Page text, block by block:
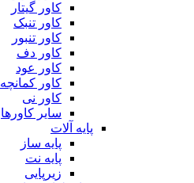
کاور گیتار
کاور تنبک
کاور تنبور
کاور دف
کاور عود
کاور کمانچه
کاور نی
سایر کاورها
پایه آلات
پایه ساز
پایه نت
زیرپایی